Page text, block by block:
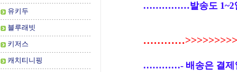
유키두
블루래빗
키저스
캐치티니핑
……………발송도 1~2
…………- 배송은 결제일